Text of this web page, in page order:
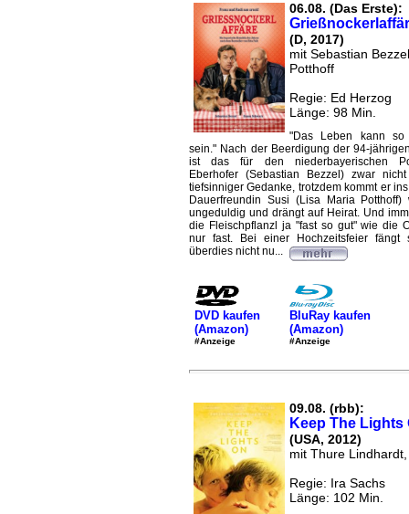
06.08. (Das Erste):
(D, 2017)
mit Sebastian
Potthoff
Regie: Ed Herzog
Länge: 98 Min.
"Das Leben kann so
sein." Nach der Beerdigung der 94-
ist das für den niederbayerischen
Eberhofer (Sebastian Bezzel) zwar
tiefsinniger Gedanke, trotzdem kommt er
Dauerfreundin Susi (Lisa Maria Potthoff)
ungeduldig und drängt auf Heirat. Und
die Fleischpflanzl ja "fast so gut" wie die
nur fast. Bei einer Hochzeitsfeier fängt
überdies nicht nu...
DVD kaufen
(Amazon)
#Anzeige
BluRay kaufen
(Amazon)
#Anzeige
09.08. (rbb):
Keep The Lights
(USA, 2012)
mit Thure
Regie: Ira Sachs
Länge: 102 Min.